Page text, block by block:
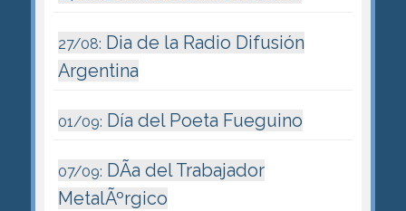
27/08: Dia de la Radio Difusión
Argentina
01/09: Día del Poeta Fueguino
07/09: DÃ­a del Trabajador
MetalÃºrgico